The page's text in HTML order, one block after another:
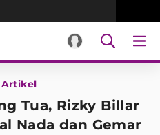
Artikel
Tua, Rizky Billar
Nada dan Gemar